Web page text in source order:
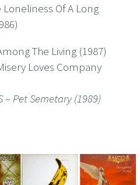
Loneliness Of A Long
The Living (1987)
Loves Company
– Pet Semetary (1989)